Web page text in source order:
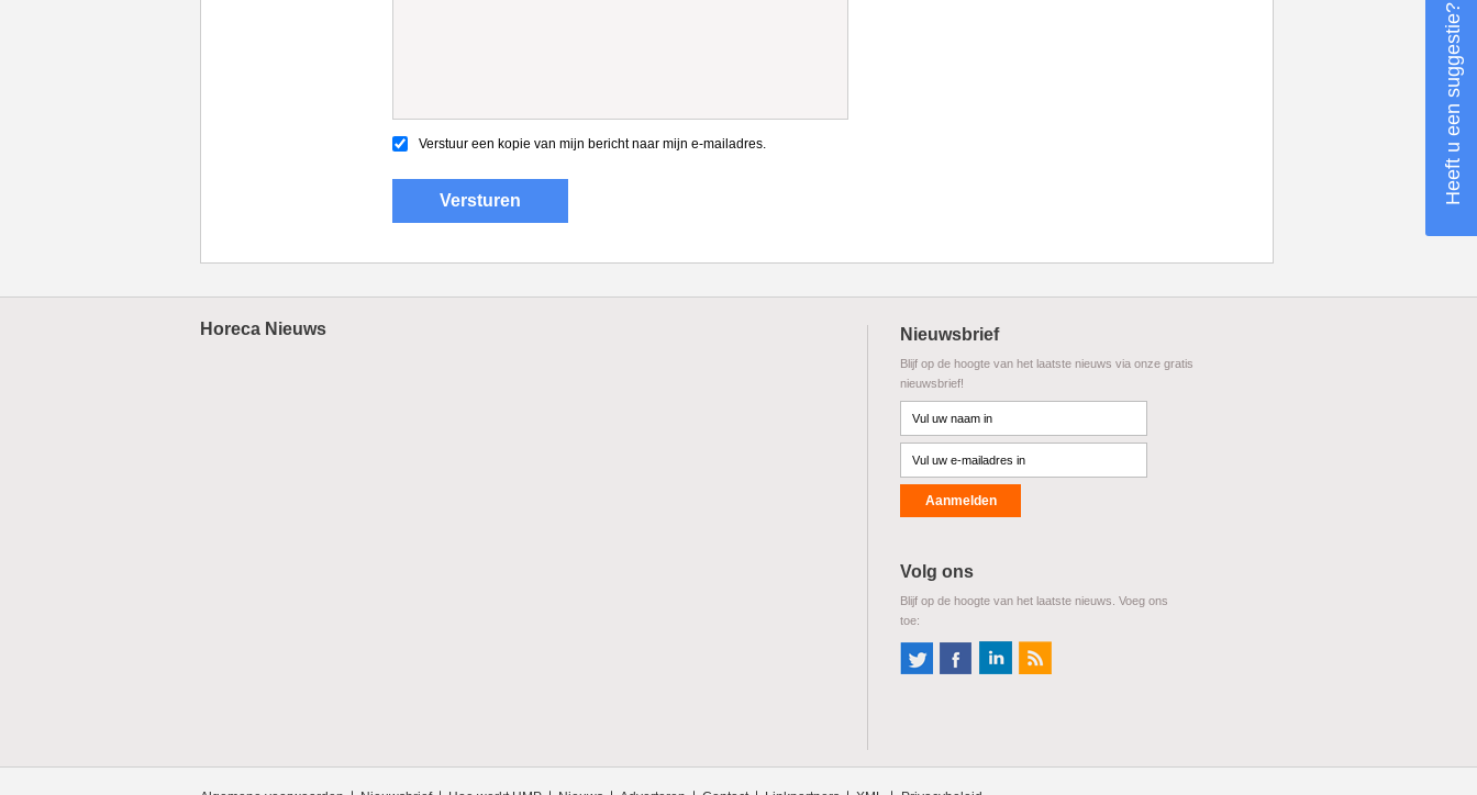
Verstuur een kopie van mijn bericht naar mijn e-mailadres.
Horeca Nieuws Nieuwsbrief
Blijf op de hoogte van het laatste nieuws via onze gratis
nieuwsbrief!
Volg ons
Blijf op de hoogte van het laatste nieuws. Voeg ons
toe:
Heeft u een suggestie?